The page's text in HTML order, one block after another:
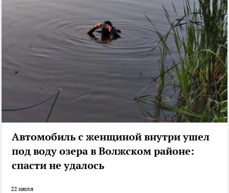
Автомобиль с женщиной внутри ушел
под воду озера в Волжском районе:
спасти не удалось
22 июля